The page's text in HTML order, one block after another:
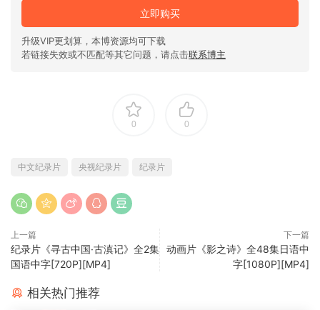
立即购买
升级VIP更划算，本博资源均可下载
若链接失效或不匹配等其它问题，请点击联系博主
0 0
中文纪录片 央视纪录片 纪录片
上一篇
纪录片《寻古中国·古滇记》全2集
国语中字[720P][MP4]
下一篇
动画片《影之诗》全48集日语中
字[1080P][MP4]
相关热门推荐